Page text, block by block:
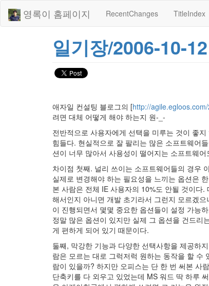
영록이 홈페이지 RecentChanges TitleIndex
일기장/2006-10-12
애자일 컨설팅 블로그의 [http://
려면 대체 어떻게 해야 하는지 원-_-
전반적으로 사용자에게 선택을 미루는 것이 좋
힘들다. 현실적으로 잘 팔리는 많은 소프트웨어
션이 너무 많아서 사용성이 떨어지는 소프트웨
차이점 첫째. 널리 쓰이는 소프트웨어들의 경우
실제로 변경해야 하는 필요성을 느끼는 옵션은
본 사람은 전체 IE 사용자의 10%도 안될 것이다
해서인지 아니면 개발 초기라서 그런지 모르겠
이 진행되면서 몇몇 중요한 옵션들이 설정 가능
정말 많은 옵션이 있지만 실제 그 옵션을 건드리
게 편하게 되어 있기 때문이다.
둘째, 막강한 기능과 다양한 선택사항을 제공하
람은 모르는 대로 그럭저럭 원하는 동작을 할
람이 있을까? 하지만 오피스는 단 한 번 써본 사
단축키를 다 외우고 있었는데 MS 워드 딱 하루